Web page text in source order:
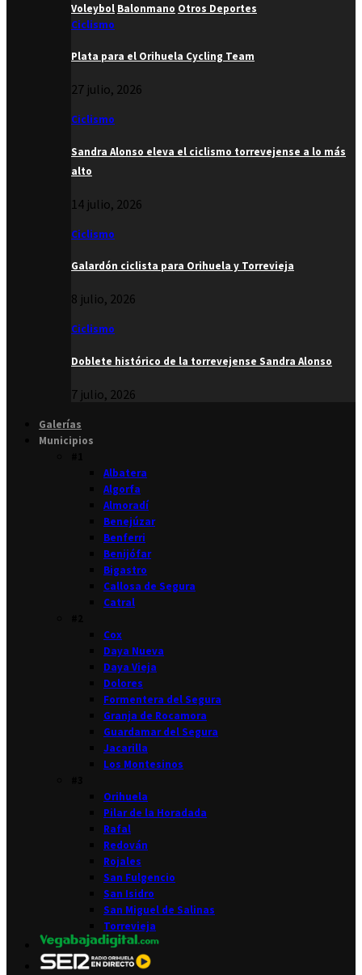
Voleybol Balonmano Otros Deportes
Ciclismo
Plata para el Orihuela Cycling Team
27 julio, 2026
Ciclismo
Sandra Alonso eleva el ciclismo torrevejense a lo más
alto
14 julio, 2026
Ciclismo
Galardón ciclista para Orihuela y Torrevieja
8 julio, 2026
Ciclismo
Doblete histórico de la torrevejense Sandra Alonso
7 julio, 2026
Galerías
Municipios
Albatera
Algorfa
Almoradí
Benejúzar
Benferri
Benijófar
Bigastro
Callosa de Segura
Catral
Cox
Daya Nueva
Daya Vieja
Dolores
Formentera del Segura
Granja de Rocamora
Guardamar del Segura
Jacarilla
Los Montesinos
Orihuela
Pilar de la Horadada
Rafal
Redován
Rojales
San Fulgencio
San Isidro
San Miguel de Salinas
Torrevieja